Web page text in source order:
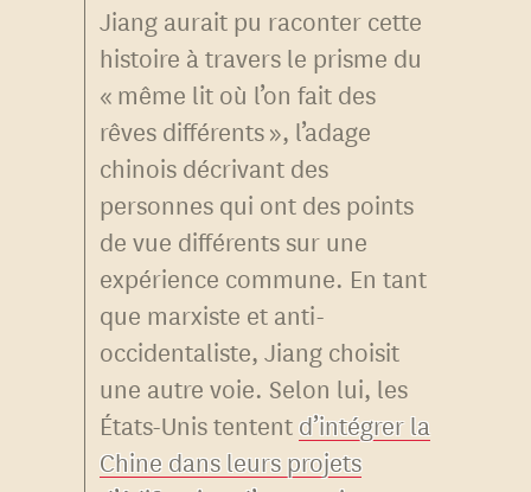
Jiang aurait pu raconter cette
histoire à travers le prisme du
« même lit où l’on fait des
rêves différents », l’adage
chinois décrivant des
personnes qui ont des points
de vue différents sur une
expérience commune. En tant
que marxiste et anti-
occidentaliste, Jiang choisit
une autre voie. Selon lui, les
États-Unis tententd’intégrer la
Chine dans leurs projets